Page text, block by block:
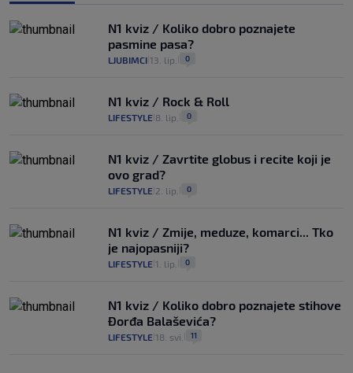
N1 kviz / Koliko dobro poznajete
pasmine pasa?
LJUBIMCI 13. lip. 0
N1 kviz / Rock & Roll
LIFESTYLE 8. lip. 0
N1 kviz / Zavrtite globus i recite koji je
ovo grad?
LIFESTYLE 2. lip. 0
N1 kviz / Zmije, meduze, komarci... Tko
je najopasniji?
LIFESTYLE 1. lip. 0
N1 kviz / Koliko dobro poznajete stihove
Đorđa Balaševića?
LIFESTYLE 18. svi. 11